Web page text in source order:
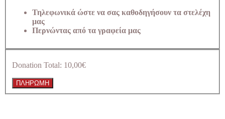
Τηλεφωνικά ώστε να σας καθοδηγήσουν τα στελέχη
μας
Περνώντας από τα γραφεία μας
Donation Total: 10,00€